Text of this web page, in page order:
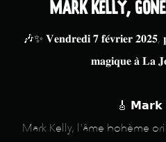
MARK KELLY,
🎶✨ 𝐕𝐞𝐧𝐝𝐫𝐞𝐝𝐢 𝟕 𝐟𝐞́𝐯𝐫𝐢𝐞𝐫 𝟐𝟎𝟐𝟓,
𝐦𝐚𝐠𝐢𝐪𝐮𝐞 𝐚̀ 𝐋𝐚
🎸 𝗠𝗮𝗿𝗸
Mark Kelly, l'âme bohème